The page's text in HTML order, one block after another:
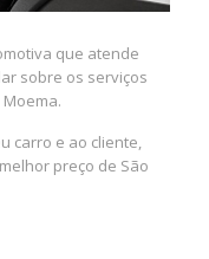
que atende
sobre os serviços
carro e ao cliente,
preço de São